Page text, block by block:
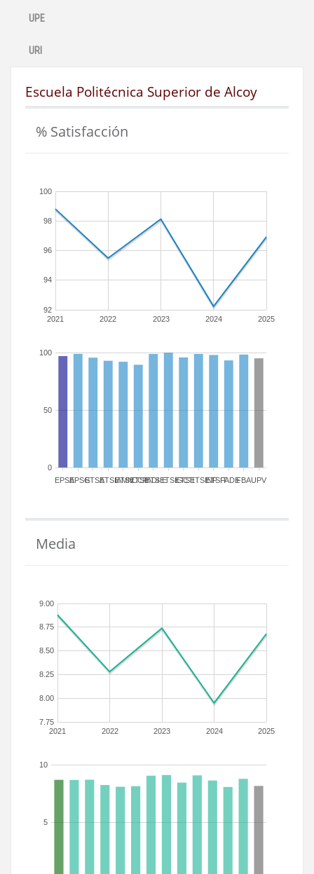
UPE
URI
Escuela Politécnica Superior de Alcoy
% Satisfacción
2021 2022 2023 2024 2025
92
94
96
98
100
EPSAEPSGETSAETSIAMN
ETSICCP
ETSIADI
ETSIEETSIGCT
ETSIIETSINFETSITFADEFBAUPV
0
50
100
Media
2021 2022 2023 2024 2025
7.75
8.00
8.25
8.50
8.75
9.00
5
10